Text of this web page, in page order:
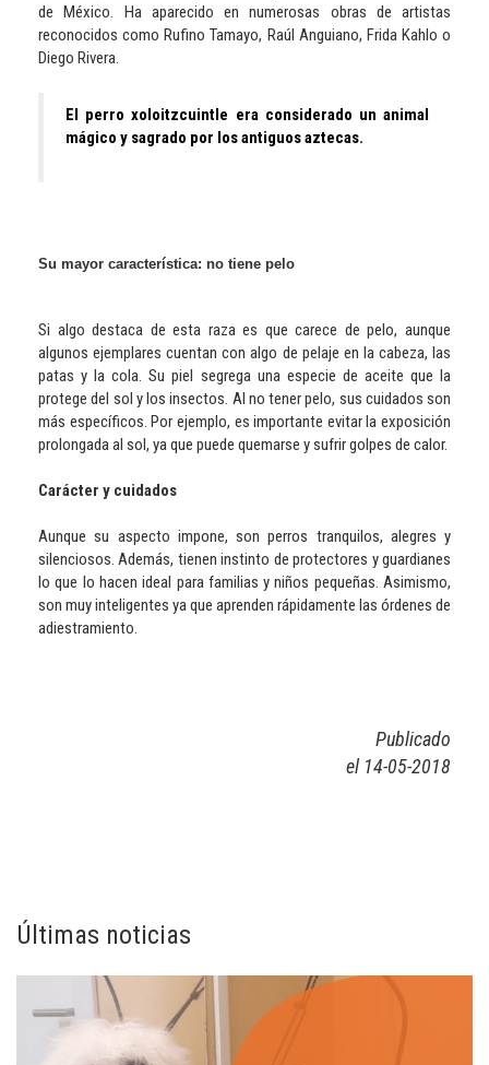
de México. Ha aparecido en numerosas obras de artistas
reconocidos como Rufino Tamayo, Raúl Anguiano, Frida Kahlo o
Diego Rivera.
El perro xoloitzcuintle era considerado un animal
mágico y sagrado por los antiguos aztecas.
Su mayor característica: no tiene pelo
Si algo destaca de esta raza es que carece de pelo, aunque
algunos ejemplares cuentan con algo de pelaje en la cabeza, las
patas y la cola. Su piel segrega una especie de aceite que la
protege del sol y los insectos. Al no tener pelo, sus cuidados son
más específicos. Por ejemplo, es importante evitar la exposición
prolongada al sol, ya que puede quemarse y sufrir golpes de calor.
Carácter y cuidados
Aunque su aspecto impone, son perros tranquilos, alegres y
silenciosos. Además, tienen instinto de protectores y guardianes
lo que lo hacen ideal para familias y niños pequeñas. Asimismo,
son muy inteligentes ya que aprenden rápidamente las órdenes de
adiestramiento.
Publicado
el 14-05-2018
Últimas noticias